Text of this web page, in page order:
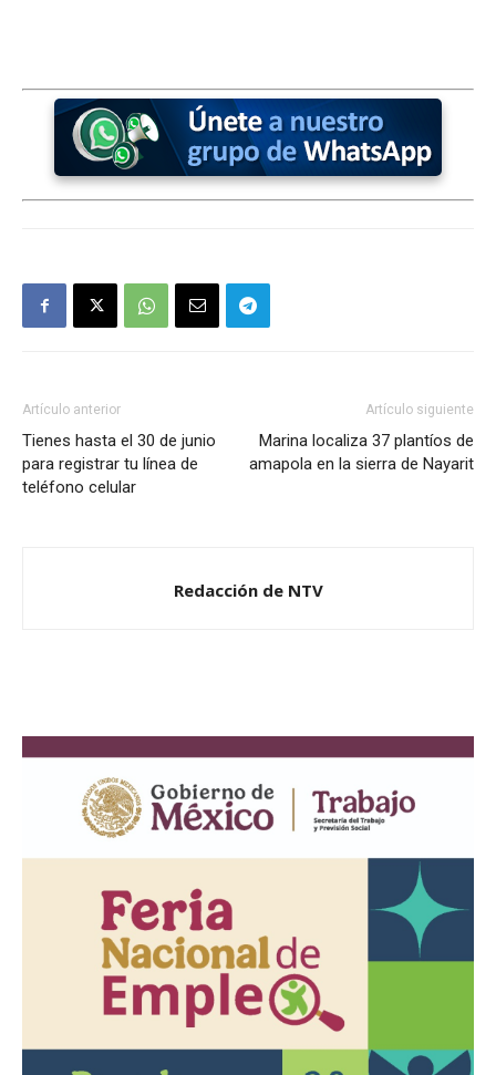
Artículo anterior
Tienes hasta el 30 de junio
para registrar tu línea de
teléfono celular
Artículo siguiente
Marina localiza 37 plantíos de
amapola en la sierra de Nayarit
Redacción de NTV